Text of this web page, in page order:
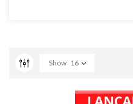
Show 16